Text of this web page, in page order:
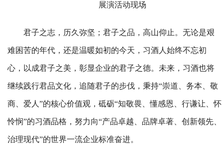
展演活动现场
君子之志，历久弥坚；君子之品，高山仰止。无论是艰
难困苦的年代，还是温暖如初的今天，习酒人始终不忘初
心，以成君子之美，彰显企业的君子之德。未来，习酒也将
继续践行君品文化，追随君子的步伐，秉持“崇道、务本、敬
商、爱人”的核心价值观，砥砺“知敬畏、懂感恩、行谦让、怀
怜悯”的习酒品格，努力向“产品卓越、品牌卓著、创新领先、
治理现代”的世界一流企业标准奋进。